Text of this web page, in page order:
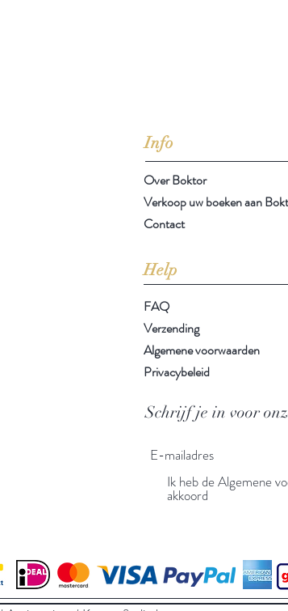
Info
Over Boktor
Verkoop uw boeken aan
Contact
Help
FAQ
Verzending
Algemene voorwaarden
Privacybeleid
Schrijf je in voor
Ik heb de Algemene
akkoord